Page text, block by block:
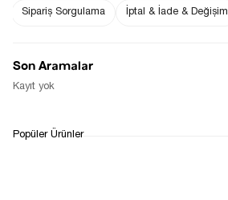
Notify Me When Available
RETURN AND EXCHANGE
Sipariş Sorgulama İptal & İade & Değişim
Son Aramalar
Kayıt yok
Popüler Ürünler